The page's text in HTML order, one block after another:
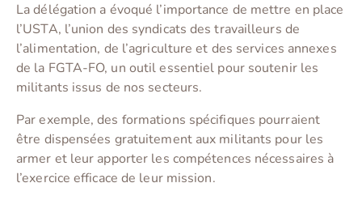
La délégation a évoqué l’importance de mettre en place
l’USTA, l’union des syndicats des travailleurs de
l’alimentation, de l’agriculture et des services annexes
de la FGTA-FO, un outil essentiel pour soutenir les
militants issus de nos secteurs.
Par exemple, des formations spécifiques pourraient
être dispensées gratuitement aux militants pour les
armer et leur apporter les compétences nécessaires à
l’exercice efficace de leur mission.